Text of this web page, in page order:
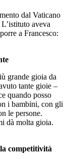
dal Vaticano
aveva
a Francesco:
grande gioia da
tante gioie –
quando posso
i bambini, con gli
le persone.
dà molta gioia.
competitività